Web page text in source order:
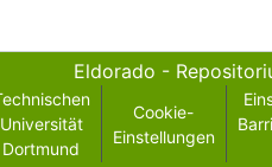
Eldorado -
Universität
Dortmund
Cookie-
Einstellungen